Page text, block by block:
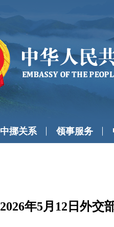
中挪关系 领事服务
2026年5月12日外交